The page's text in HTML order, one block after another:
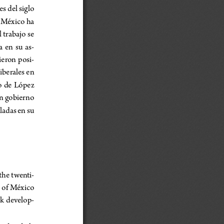
del siglo
ha
se
su  as-
posi-
en
de  López
gobierno
en su
twenti-
of México
develop-